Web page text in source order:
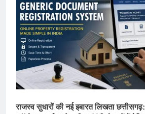
​राजस्व सुधारों की नई इबारत लिखता